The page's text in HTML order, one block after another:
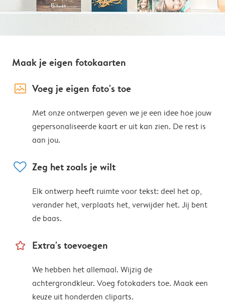
Maak je eigen fotokaarten
image_placeholder Voeg je eigen foto's toe
Met onze ontwerpen geven we je een idee hoe jouw
gepersonaliseerde kaart er uit kan zien. De rest is
aan jou.
heart Zeg het zoals je wilt
Elk ontwerp heeft ruimte voor tekst: deel het op,
verander het, verplaats het, verwijder het. Jij bent
de baas.
star_outline Extra's toevoegen
We hebben het allemaal. Wijzig de
achtergrondkleur. Voeg fotokaders toe. Maak een
keuze uit honderden cliparts.